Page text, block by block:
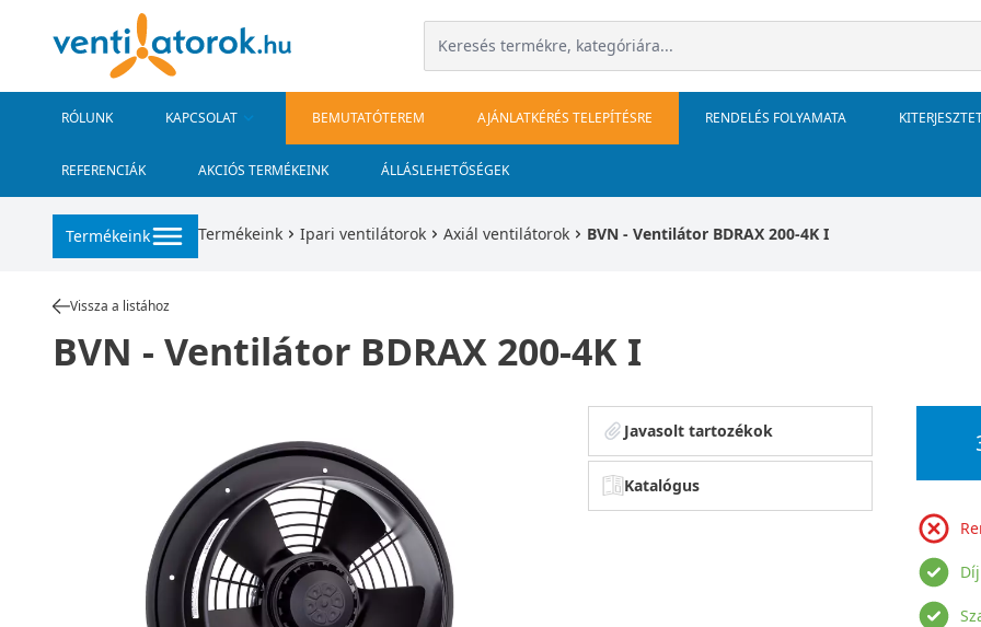
RÓLUNK KAPCSOLAT BEMUTATÓTEREM AJÁNLATKÉRÉS TELEPÍTÉSRE RENDELÉS FOLYAMATA
REFERENCIÁK AKCIÓS TERMÉKEINK ÁLLÁSLEHETŐSÉGEK
Termékeink Termékeink Ipari ventilátorok Axiál ventilátorok BVN - Ventilátor BDRAX 200-4K I
Vissza a listához
BVN - Ventilátor BDRAX 200-4K I
Javasolt tartozékok
Katalógus